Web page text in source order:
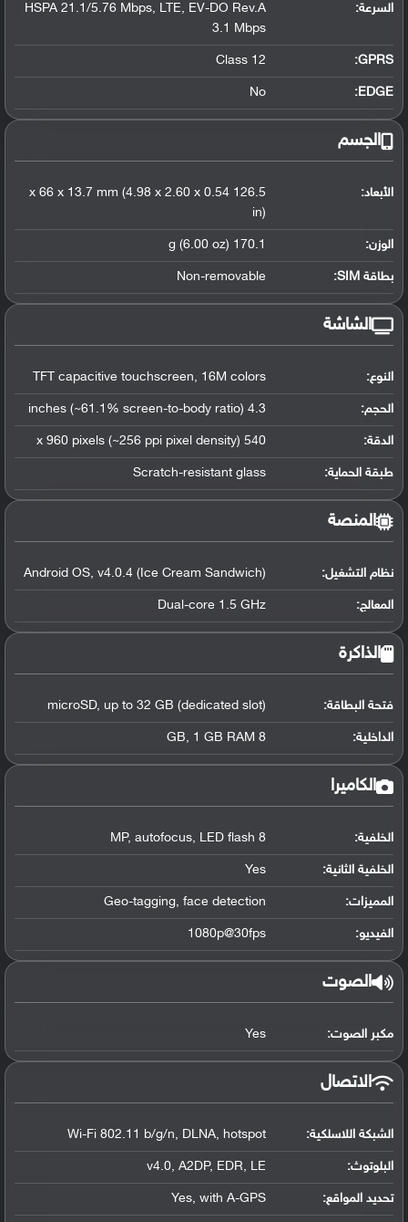
السرعة:
HSPA 21.1/5.76 Mbps, LTE, EV-DO Rev.A
3.1 Mbps
GPRS:
Class 12
EDGE:
No
الجسم
الأبعاد:
126.5 x 66 x 13.7 mm (4.98 x 2.60 x 0.54
in)
الوزن: 170.1 g (6.00 oz)
بطاقة SIM: Non-removable
الشاشة
النوع: TFT capacitive touchscreen, 16M colors
الحجم: 4.3 inches (~61.1% screen-to-body ratio)
الدقة: 540 x 960 pixels (~256 ppi pixel density)
طبقة الحماية: Scratch-resistant glass
المنصة
نظام التشغيل:
Android OS, v4.0.4 (Ice Cream Sandwich)
المعالج:
Dual-core 1.5 GHz
الذاكرة
فتحة البطاقة: microSD, up to 32 GB (dedicated slot)
الداخلية: 8 GB, 1 GB RAM
الكاميرا
الخلفية: 8 MP, autofocus, LED flash
الخلفية الثانية: Yes
المميزات: Geo-tagging, face detection
الفيديو: 1080p@30fps
الصوت
مكبر الصوت: Yes
الاتصال
الشبكة اللاسلكية: Wi-Fi 802.11 b/g/n, DLNA, hotspot
البلوتوث:
v4.0, A2DP, EDR, LE
تحديد المواقع:
Yes, with A-GPS